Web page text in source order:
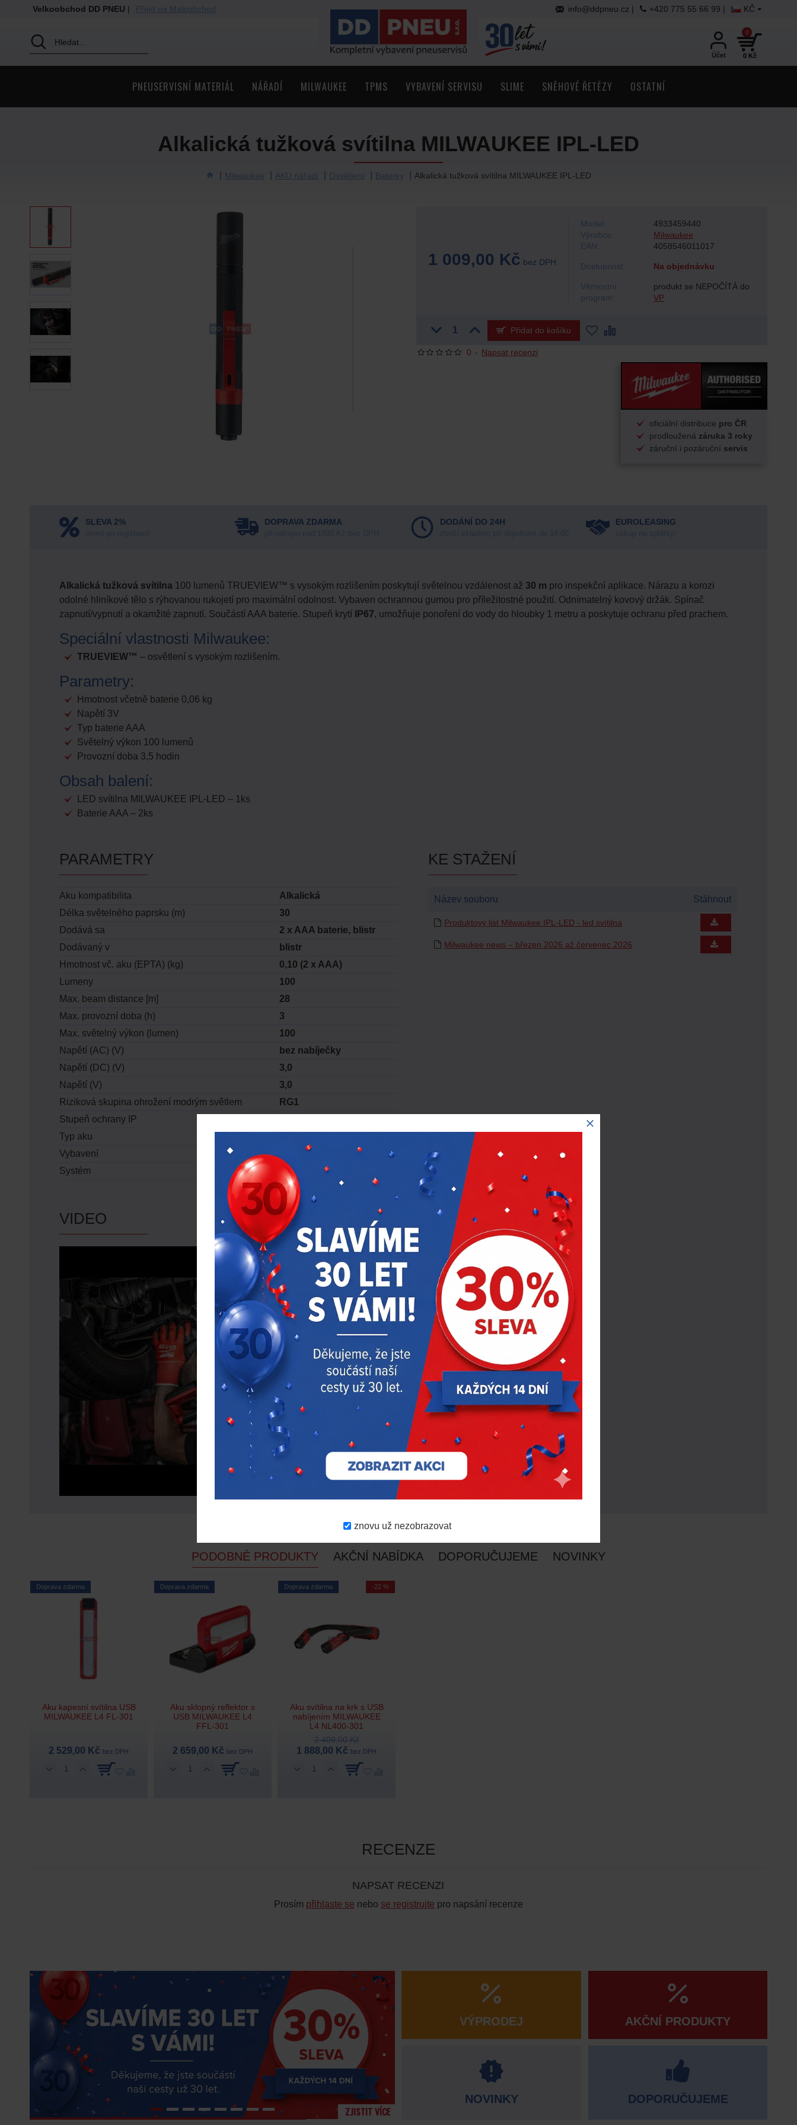
znovu už nezobrazovat
Velkoobchod DD PNEU | Přejít na Maloobchod KČ
info@ddpneu.cz | +420 775 55 66 99 |
Účet 0 Kč
0
PNEUSERVISNÍ MATERIÁL NÁŘADÍ MILWAUKEE TPMS VYBAVENÍ SERVISU SLIME SNĚHOVÉ ŘETĚZY OSTATNÍ
Milwaukee AKU nářadí Osvětlení Baterky Alkalická tužková svítilna MILWAUKEE IPL-LED
Alkalická tužková svítilna MILWAUKEE IPL-LED
0 - Napsat recenzi
1 009,00 Kč bez DPH
Věrnostní
program:
produkt se NEPOČÍTÁ do
VP
Dostupnost: Na objednávku
Výrobce: Milwaukee
Model: 4933459440
EAN: 4058546011017
Přidat do košíku
oficiální distribuce pro ČR
prodloužená záruka 3 roky
záruční i pozáruční servis
SLEVA 2% DOPRAVA ZDARMA DODÁNÍ DO 24H EUROLEASING
Alkalická tužková svítilna 100 lumenů TRUEVIEW™ s vysokým rozlišením poskytují světelnou vzdálenost až 30 m pro inspekční aplikace. Nárazu a korozi
odolné hliníkové tělo s rýhovanou rukojetí pro maximální odolnost. Vybaven ochrannou gumou pro příležitostné použití. Odnímatelný kovový držák. Spínač
zapnutí/vypnutí a okamžité zapnutí. Součástí AAA baterie. Stupeň krytí
IP67, umožňuje ponoření do vody do hloubky 1 metru a poskytuje ochranu před prachem.
Speciální vlastnosti Milwaukee:
TRUEVIEW™ – osvětlení s vysokým rozlišením.
Parametry:
Hmotnost včetně baterie 0,06 kg
Napětí 3V
Typ baterie AAA
Světelný výkon 100 lumenů
Provozní doba 3,5 hodin
Obsah balení:
LED svítilna MILWAUKEE IPL-LED – 1ks
Baterie AAA – 2ks
PARAMETRY
Aku kompatibilita
Alkalická
Délka světelného paprsku (m)
30
Dodává sa
2 x AAA baterie, blistr
Dodávaný v
blistr
Hmotnost vč. aku (EPTA) (kg)
0,10 (2 x AAA)
Lumeny
100
Max. beam distance [m]
28
Max. provozní doba (h)
3
Max. světelný výkon (lumen)
100
Napětí (AC) (V)
bez nabíječky
Napětí (DC) (V)
3,0
Napětí (V)
3,0
Riziková skupina ohrožení modrým světlem
RG1
Stupeň ochrany IP
Typ aku
Vybavení
Spona, Zóna záběru
Systém
alkalické
KE STAŽENÍ
Název souboru Stáhnout
Produktový list Milwaukee IPL-LED - led svítilna
Milwaukee news – březen 2026 až červenec 2026
VIDEO
PODOBNÉ PRODUKTY AKČNÍ NABÍDKA DOPORUČUJEME NOVINKY
Doprava zdarma
Aku kapesní svítilna USB
MILWAUKEE L4 FL-301
2 529,00 Kč bez DPH
Doprava zdarma
Aku sklopný reflektor s
USB MILWAUKEE L4
FFL-301
2 659,00 Kč bez DPH
Doprava zdarma -22 %
Aku svítilna na krk s USB
nabíjením MILWAUKEE
L4 NL400-301
2 409,00 Kč
1 888,00 Kč bez DPH
RECENZE
NAPSAT RECENZI
Prosím přihlaste se nebo se registrujte pro napsání recenze
ZJISTIT VÍCE
VÝPRODEJ
NOVINKY
AKČNÍ PRODUKTY
DOPORUČUJEME